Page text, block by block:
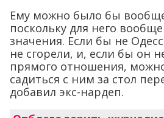
Ему можно было бы
поскольку для него
значения. Если бы не
не сгорели, и, если бы он
прямого отношения,
садиться с ним за стол
добавил экс-нардеп.